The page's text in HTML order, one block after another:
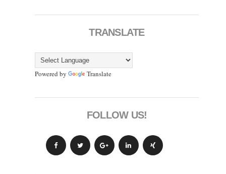
TRANSLATE
Powered by Translate
FOLLOW US!